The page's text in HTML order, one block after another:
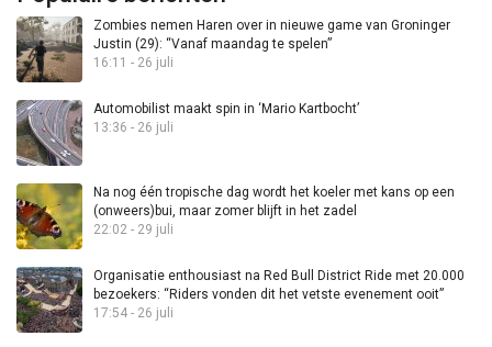
Zombies nemen Haren over in nieuwe game van Groninger
Justin (29): “Vanaf maandag te spelen”
16:11 - 26 juli
Automobilist maakt spin in ‘Mario Kartbocht’
13:36 - 26 juli
Na nog één tropische dag wordt het koeler met kans op een
(onweers)bui, maar zomer blijft in het zadel
22:02 - 29 juli
Organisatie enthousiast na Red Bull District Ride met 20.000
bezoekers: “Riders vonden dit het vetste evenement ooit”
17:54 - 26 juli